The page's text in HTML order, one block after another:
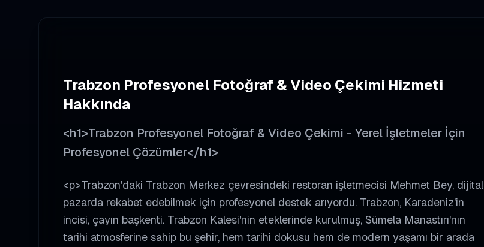
Trabzon Profesyonel Fotoğraf & Video Çekimi Hizmeti
Hakkında
<h1>Trabzon Profesyonel Fotoğraf & Video Çekimi - Yerel İşletmeler İçin
Profesyonel Çözümler</h1>
<p>Trabzon'daki Trabzon Merkez çevresindeki restoran işletmecisi Mehmet Bey, dijital
pazarda rekabet edebilmek için profesyonel destek arıyordu. Trabzon, Karadeniz'in
incisi, çayın başkenti. Trabzon Kalesi'nin eteklerinde kurulmuş, Sümela Manastırı'nın
tarihi atmosferine sahip bu şehir, hem tarihi dokusu hem de modern yaşamı bir arada